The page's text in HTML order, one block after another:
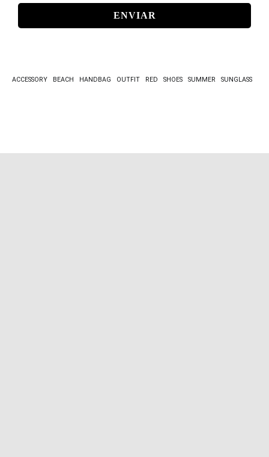
*
ACCESSORY BEACH HANDBAG OUTFIT RED SHOES SUMMER SUNGLASS